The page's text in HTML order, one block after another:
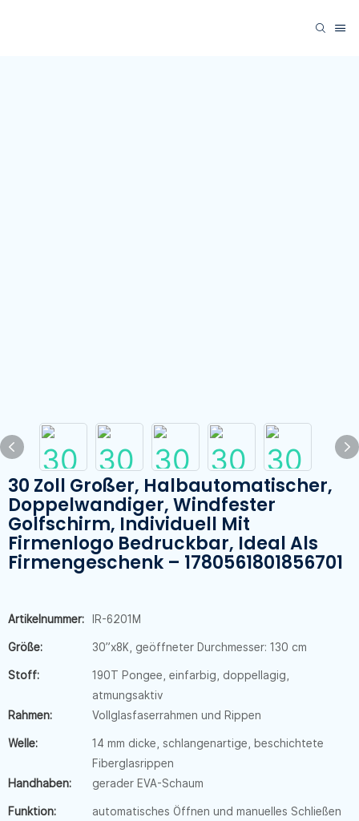
30 Zoll Großer, Halbautomatischer,
Doppelwandiger, Windfester
Golfschirm, Individuell Mit
Firmenlogo Bedruckbar, Ideal Als
Firmengeschenk – 1780561801856701
Artikelnummer: IR-6201M
Größe: 30”x8K, geöffneter Durchmesser: 130 cm
Stoff:
190T Pongee, einfarbig, doppellagig,
atmungsaktiv
Rahmen:
Vollglasfaserrahmen und Rippen
Welle:
14 mm dicke, schlangenartige, beschichtete
Fiberglasrippen
Handhaben:
gerader EVA-Schaum
Funktion: automatisches Öffnen und manuelles Schließen